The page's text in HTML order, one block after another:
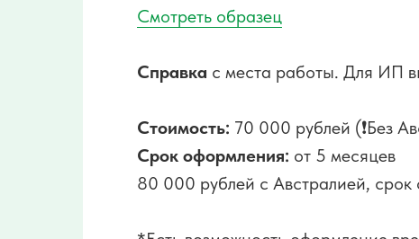
Смотреть образец
Справка с места работы. Для ИП
Стоимость: 70 000 рублей (❗Без
Срок оформления: от 5 месяцев
80 000 рублей с Австралией,